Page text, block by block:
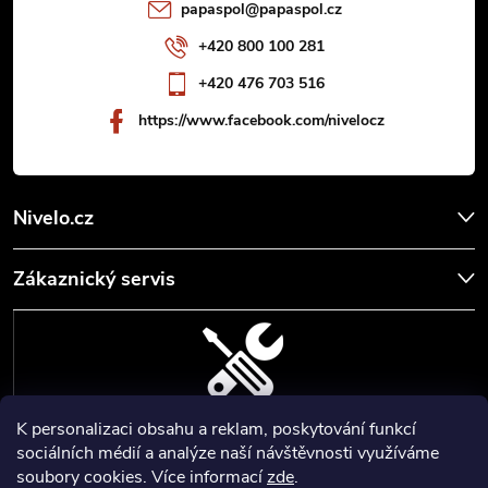
K personalizaci obsahu a reklam, poskytování funkcí
sociálních médií a analýze naší návštěvnosti využíváme
soubory cookies. Více informacízde.
Nivelo.cz
Zákaznický servis
papaspol@papaspol.cz
+420 800 100 281
+420 476 703 516
https://www.facebook.com/nivelocz
SERVIS, SEŘÍZENÍ A KALIBRACE